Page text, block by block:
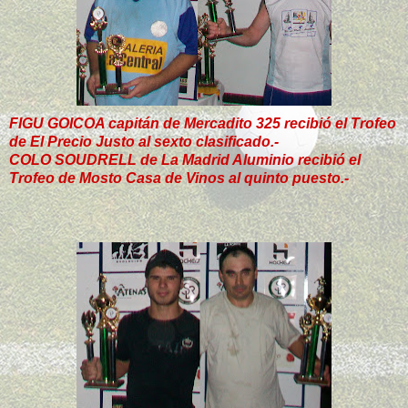
FIGU GOICOA capitán de Mercadito 325 recibió el Trofeo
de El Precio Justo al sexto clasificado.-
COLO SOUDRELL de La Madrid Aluminio recibió el
Trofeo de Mosto Casa de Vinos al quinto puesto.-